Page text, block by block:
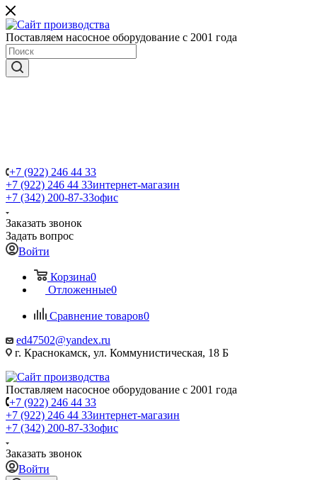
Поставляем насосное оборудование с 2001 года
+7 (922) 246 44 33
+7 (922) 246 44 33интернет-магазин
+7 (342) 200-87-33офис
Заказать звонок
Задать вопрос
Войти
Корзина0
Отложенные0
Сравнение товаров0
ed47502@yandex.ru
г. Краснокамск, ул. Коммунистическая, 18 Б
Поставляем насосное оборудование с 2001 года
+7 (922) 246 44 33
+7 (922) 246 44 33интернет-магазин
+7 (342) 200-87-33офис
Заказать звонок
Войти